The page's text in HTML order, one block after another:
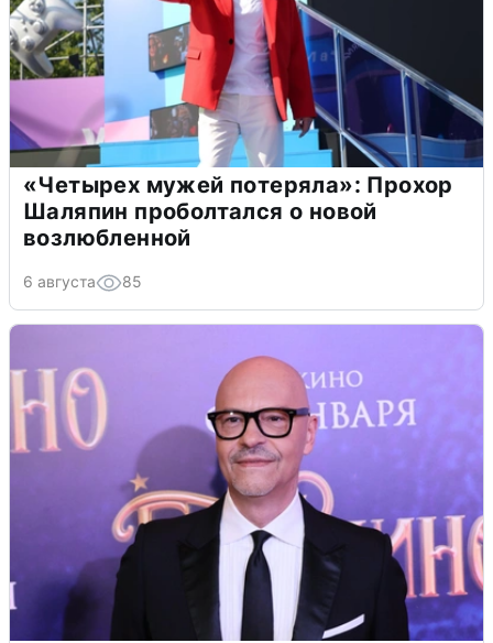
«Четырех мужей потеряла»: Прохор
Шаляпин проболтался о новой
возлюбленной
6 августа 85